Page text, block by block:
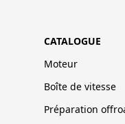
CATALOGUE
Moteur
Boîte de vitesse